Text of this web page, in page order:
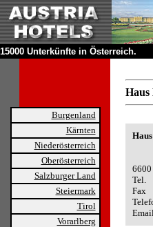
15000 Unterkünfte in Österreich.
Burgenland
Kärnten
Niederösterreich
Oberösterreich
Salzburger Land
Steiermark
Tirol
Vorarlberg
Tel.
Fax